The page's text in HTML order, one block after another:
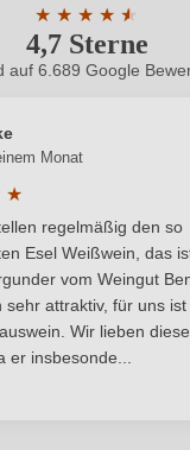
Winzer eG,
4,7 Sterne
★ ★ ★ ★ ★
★
Durchschnittliche
auf 6.689 Google
Monat
★
Bewertung
regelmäßig den so
Esel Weißwein, das
vom Weingut
sehr attraktiv, für uns ist
Wir lieben
er insbesonde...